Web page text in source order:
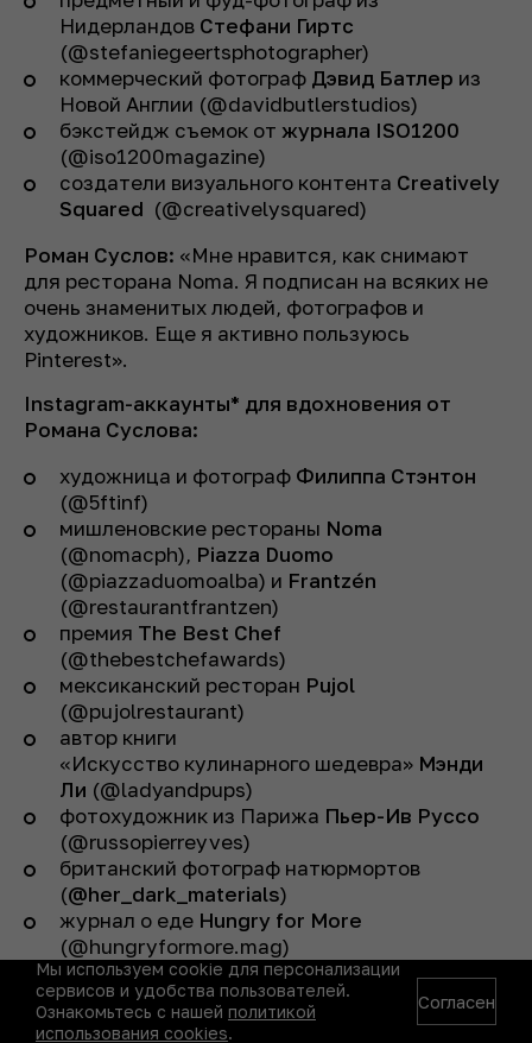
Нидерландов Стефани Гиртс
(@stefaniegeertsphotographer)
коммерческий фотограф Дэвид Батлер из
Новой Англии (@davidbutlerstudios)
бэкстейдж съемок от журнала ISO1200
(@iso1200magazine)
создатели визуального контента Creatively
Squared (@creativelysquared)
Роман Суслов: «Мне нравится, как снимают
для ресторана Noma. Я подписан на всяких не
очень знаменитых людей, фотографов и
художников. Еще я активно пользуюсь
Pinterest».
Instagram-аккаунты* для вдохновения от
Романа Суслова:
художница и фотограф Филиппа Стэнтон
(@5ftinf)
мишленовские рестораны Noma
(@nomacph), Piazza Duomo
(@piazzaduomoalba) и Frantzén
(@restaurantfrantzen)
премия The Best Chef
(@thebestchefawards)
мексиканский ресторан Pujol
(@pujolrestaurant)
автор книги
«Искусство кулинарного шедевра» Мэнди
Ли (@ladyandpups)
фотохудожник из Парижа Пьер-Ив Руссо
(@russopierreyves)
британский фотограф натюрмортов
(@her_dark_materials)
журнал о еде Hungry for More
(@hungryformore.mag)
* Организация Meta, а также ее продукты
Instagram и Facebook, признаны
Мы используем cookie для персонализации
сервисов и удобства пользователей.
Ознакомьтесь с нашей политикой
использования cookies.
Согласен